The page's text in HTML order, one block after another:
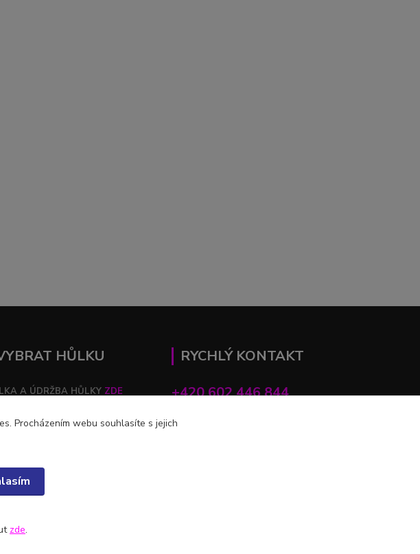
HŮLKU
A ÚDRŽBA HŮLKY ZDE
RYCHLÝ KONTAKT
+420 602 446 844
Procházením webu souhlasíte s jejich
zde.